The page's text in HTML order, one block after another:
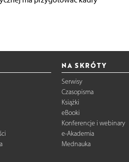
NA SKRÓTY
Serwisy
Czasopisma
Książki
eBooki
Konferencje i webinary
e-Akademia
Mednauka